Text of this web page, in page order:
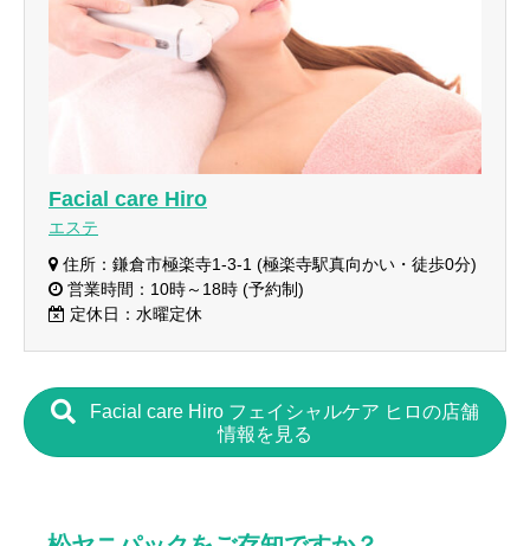
Facial care Hiro
エステ
住所：鎌倉市極楽寺1-3-1 (極楽寺駅真向かい・徒歩0分)
営業時間：10時～18時 (予約制)
定休日：水曜定休
Facial care Hiro フェイシャルケア ヒロの店舗
情報を見る